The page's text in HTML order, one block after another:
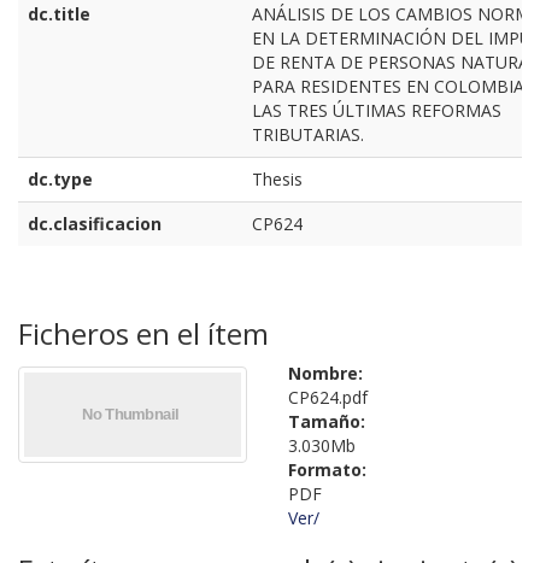
dc.title
ANÁLISIS DE LOS CAMBIOS
EN LA DETERMINACIÓN DEL
DE RENTA DE PERSONAS
PARA RESIDENTES EN COLOMBIA
LAS TRES ÚLTIMAS REFORMAS
TRIBUTARIAS.
dc.type
Thesis
dc.clasificacion
CP624
Ficheros en el ítem
Nombre:
CP624.pdf
Tamaño:
3.030Mb
Formato:
PDF
Ver/